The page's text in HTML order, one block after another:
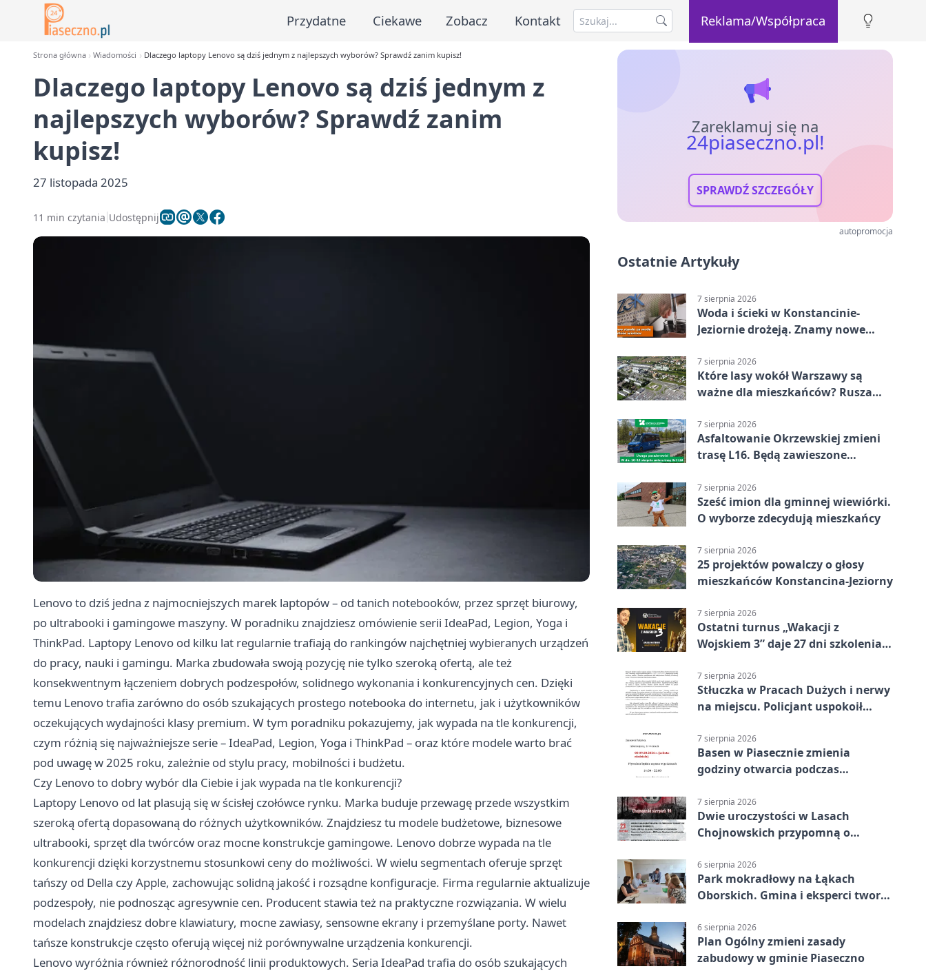
Przydatne Ciekawe Zobacz Kontakt Reklama/Współpraca
Strona główna Wiadomości Dlaczego laptopy Lenovo są dziś jednym z najlepszych wyborów? Sprawdź zanim kupisz!
Dlaczego laptopy Lenovo są dziś jednym z
najlepszych wyborów? Sprawdź zanim
kupisz!
27 listopada 2025
11 min czytania Udostępnij
Lenovo to dziś jedna z najmocniejszych marek laptopów – od tanich notebooków, przez sprzęt biurowy,
po ultrabooki i gamingowe maszyny. W poradniku znajdziesz omówienie serii IdeaPad, Legion, Yoga i
ThinkPad. Laptopy Lenovo od kilku lat regularnie trafiają do rankingów najchętniej wybieranych urządzeń
do pracy, nauki i gamingu. Marka zbudowała swoją pozycję nie tylko szeroką ofertą, ale też
konsekwentnym łączeniem dobrych podzespołów, solidnego wykonania i konkurencyjnych cen. Dzięki
temu Lenovo trafia zarówno do osób szukających prostego notebooka do internetu, jak i użytkowników
oczekujących wydajności klasy premium. W tym poradniku pokazujemy, jak wypada na tle konkurencji,
czym różnią się najważniejsze serie – IdeaPad, Legion, Yoga i ThinkPad – oraz które modele warto brać
pod uwagę w 2025 roku, zależnie od stylu pracy, mobilności i budżetu.
Czy Lenovo to dobry wybór dla Ciebie i jak wypada na tle konkurencji?
Laptopy Lenovo od lat plasują się w ścisłej czołówce rynku. Marka buduje przewagę przede wszystkim
szeroką ofertą dopasowaną do różnych użytkowników. Znajdziesz tu modele budżetowe, biznesowe
ultrabooki, sprzęt dla twórców oraz mocne konstrukcje gamingowe. Lenovo dobrze wypada na tle
konkurencji dzięki korzystnemu stosunkowi ceny do możliwości. W wielu segmentach oferuje sprzęt
tańszy od Della czy Apple, zachowując solidną jakość i rozsądne konfiguracje. Firma regularnie aktualizuje
podzespoły, nie podnosząc agresywnie cen. Producent stawia też na praktyczne rozwiązania. W wielu
modelach znajdziesz dobre klawiatury, mocne zawiasy, sensowne ekrany i przemyślane porty. Nawet
tańsze konstrukcje często oferują więcej niż porównywalne urządzenia konkurencji.
Lenovo wyróżnia również różnorodność linii produktowych. Seria IdeaPad trafia do osób szukających
Zareklamuj się na
24piaseczno.pl!
SPRAWDŹ SZCZEGÓŁY
autopromocja
Ostatnie Artykuły
7 sierpnia 2026
Woda i ścieki w Konstancinie-
Jeziornie drożeją. Znamy nowe
7 sierpnia 2026
Które lasy wokół Warszawy są
ważne dla mieszkańców? Rusza
7 sierpnia 2026
Asfaltowanie Okrzewskiej zmieni
trasę L16. Będą zawieszone
7 sierpnia 2026
Sześć imion dla gminnej wiewiórki.
O wyborze zdecydują mieszkańcy
7 sierpnia 2026
25 projektów powalczy o głosy
mieszkańców Konstancina-Jeziorny
7 sierpnia 2026
Ostatni turnus „Wakacji z
Wojskiem 3” daje 27 dni szkolenia i
7 sierpnia 2026
Stłuczka w Pracach Dużych i nerwy
na miejscu. Policjant uspokoił
7 sierpnia 2026
Basen w Piasecznie zmienia
godziny otwarcia podczas
7 sierpnia 2026
Dwie uroczystości w Lasach
Chojnowskich przypomną o
6 sierpnia 2026
Park mokradłowy na Łąkach
Oborskich. Gmina i eksperci tworzą
6 sierpnia 2026
Plan Ogólny zmieni zasady
zabudowy w gminie Piaseczno